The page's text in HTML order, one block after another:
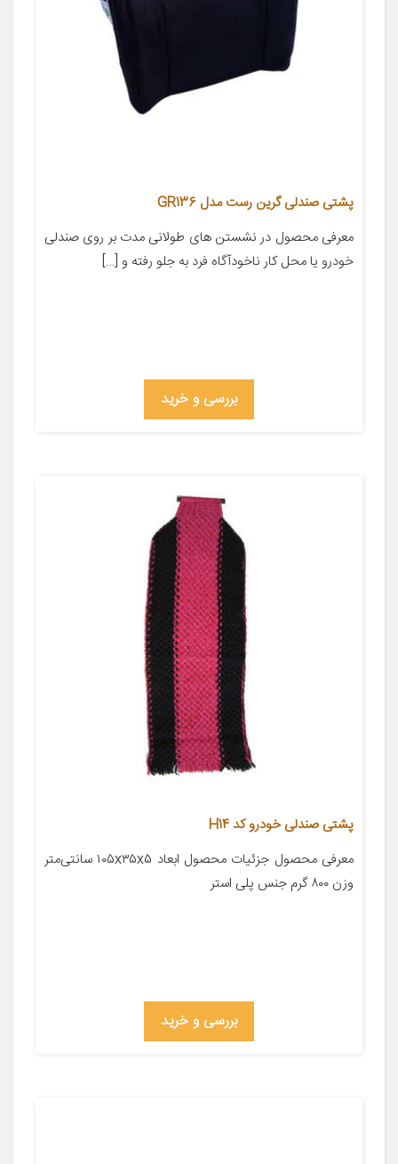
پشتی صندلی گرین رست مدل GR136
معرفی محصول در نشستن های طولانی مدت بر روی صندلی
خودرو یا محل کار ناخودآگاه فرد به جلو رفته و […]
بررسی و خرید
پشتی صندلی خودرو کد H14
معرفی محصول جزئیات محصول ابعاد ۱۰۵x۳۵x۵ سانتی‌متر
وزن ۸۰۰ گرم جنس پلی استر
بررسی و خرید